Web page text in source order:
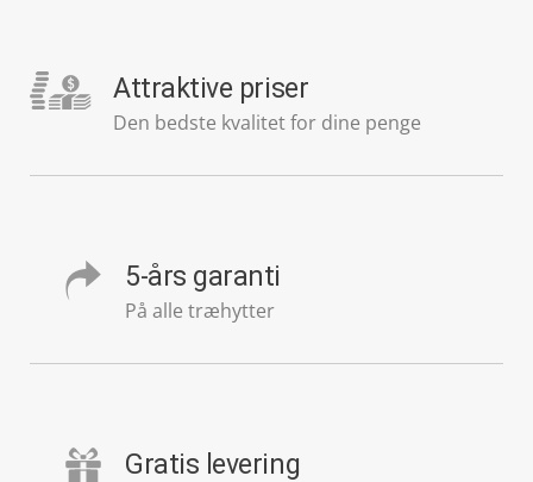
Attraktive priser
Den bedste kvalitet for dine penge
5-års garanti
På alle træhytter
Gratis levering